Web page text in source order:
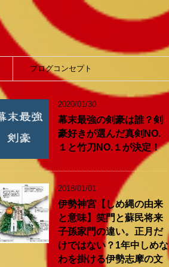
ブログコンセプト
2020/01/30
幕末最強の剣豪は誰？剣
豪好きが選んだ真剣NO.
１と竹刀NO.１が決定！
2018/01/01
伊勢神宮【しめ縄の由来
と意味】笑門と蘇民将来
子孫家門の違い。正月だ
けではない？1年中しめな
わを掛ける伊勢志摩の文